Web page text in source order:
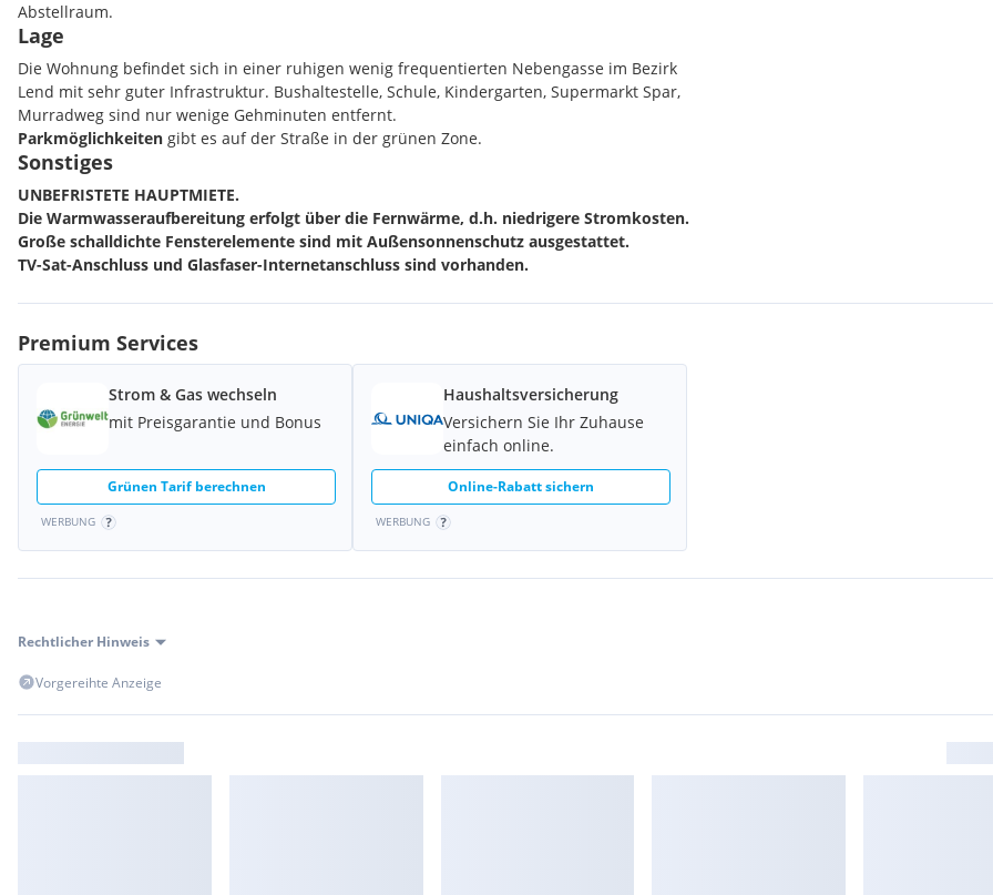
Abstellraum.
LIFT.
Kellerabteil.
Fahrradabstellraum.
Überdachter Fahrradabstellplatz im Innenhof.
Grüner ruhiger Innenhofgarten.
Lage
Die Wohnung befindet sich in einer ruhigen wenig frequentierten Nebengasse im Bezirk
Lend mit sehr guter Infrastruktur. Bushaltestelle, Schule, Kindergarten, Supermarkt Spar,
Murradweg sind nur wenige Gehminuten entfernt.
Parkmöglichkeiten gibt es auf der Straße in der grünen Zone.
Sonstiges
UNBEFRISTETE HAUPTMIETE.
Die Warmwasseraufbereitung erfolgt über die Fernwärme, d.h. niedrigere Stromkosten.
Große schalldichte Fensterelemente sind mit Außensonnenschutz ausgestattet.
TV-Sat-Anschluss und Glasfaser-Internetanschluss sind vorhanden.
Premium Services
Strom & Gas wechseln
mit Preisgarantie und Bonus
Grünen Tarif berechnen
WERBUNG
Haushaltsversicherung
Versichern Sie Ihr Zuhause
einfach online.
Online-Rabatt sichern
WERBUNG
Rechtlicher Hinweis
Vorgereihte Anzeige